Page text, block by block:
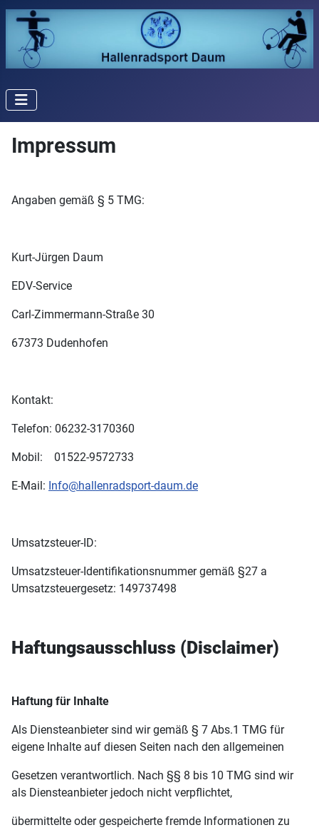
Impressum
Angaben gemäß § 5 TMG:
Kurt-Jürgen Daum
EDV-Service
Carl-Zimmermann-Straße 30
67373 Dudenhofen
Kontakt:
Telefon: 06232-3170360
Mobil: 01522-9572733
E-Mail: Info@hallenradsport-daum.de
Umsatzsteuer-ID:
Umsatzsteuer-Identifikationsnummer gemäß §27 a
Umsatzsteuergesetz: 149737498
Haftungsausschluss (Disclaimer)
Haftung für Inhalte
Als Diensteanbieter sind wir gemäß § 7 Abs.1 TMG für
eigene Inhalte auf diesen Seiten nach den allgemeinen
Gesetzen verantwortlich. Nach §§ 8 bis 10 TMG sind wir
als Diensteanbieter jedoch nicht verpflichtet,
übermittelte oder gespeicherte fremde Informationen zu